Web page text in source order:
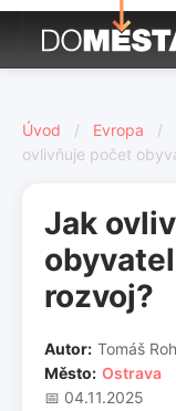
Úvod / Evropa /
ovlivňuje počet
Jak
rozvoj?
Autor: Tomáš
Město: Ostrava
📅 04.11.2025